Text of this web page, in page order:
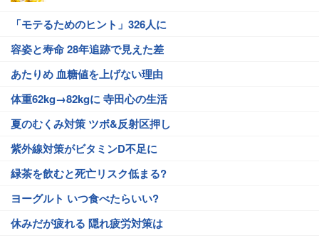
「モテるためのヒント」326人に
容姿と寿命 28年追跡で見えた差
あたりめ 血糖値を上げない理由
体重62kg→82kgに 寺田心の生活
夏のむくみ対策 ツボ&反射区押し
紫外線対策がビタミンD不足に
緑茶を飲むと死亡リスク低まる?
ヨーグルト いつ食べたらいい?
休みだが疲れる 隠れ疲労対策は